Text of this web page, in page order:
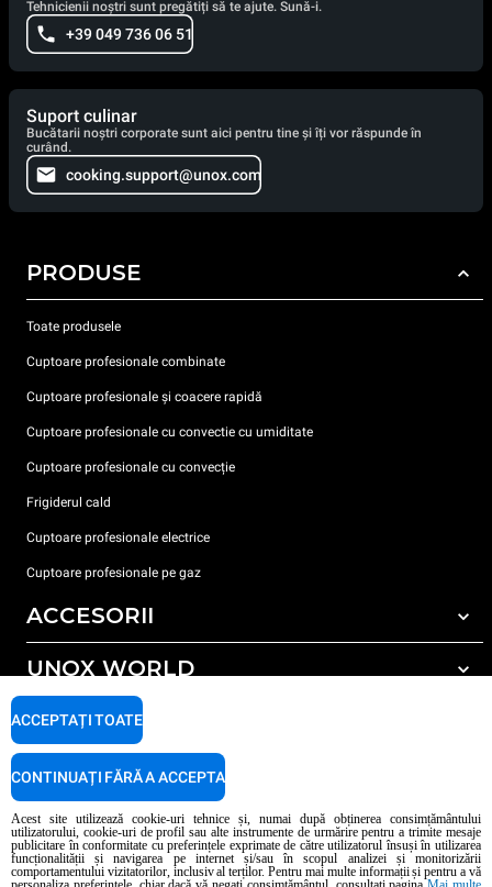
Tehnicienii noștri sunt pregătiți să te ajute. Sună-i.
+39 049 736 06 51
Suport culinar
Bucătarii noștri corporate sunt aici pentru tine și îți vor răspunde în
curând.
cooking.support@unox.com
PRODUSE
Toate produsele
Cuptoare profesionale combinate
Cuptoare profesionale și coacere rapidă
Cuptoare profesionale cu convectie cu umiditate
Cuptoare profesionale cu convecție
Frigiderul cald
Cuptoare profesionale electrice
Cuptoare profesionale pe gaz
ACCESORII
Toate accesoriile
Detergent pentru spălarea automată
Detergent pentru spălarea manuală
Tratarea apei cu filtru de rășină
UNOX WORLD
Sediile noastre în lume
SUPORT
Garanția Unox
Localizator service
AI Content Disclaimer
Privacy policy Cookie policy
Acest site utilizează cookie-uri tehnice și, numai după obținerea consimțământului
utilizatorului, cookie-uri de profil sau alte instrumente de urmărire pentru a trimite mesaje
publicitare în conformitate cu preferințele exprimate de către utilizatorul însuși în utilizarea
funcționalității și navigarea pe internet și/sau în scopul analizei și monitorizării
comportamentului vizitatorilor, inclusiv al terților. Pentru mai multe informații și pentru a vă
ACCEPTAȚI TOATE
CONTINUAȚI FĂRĂ A ACCEPTA